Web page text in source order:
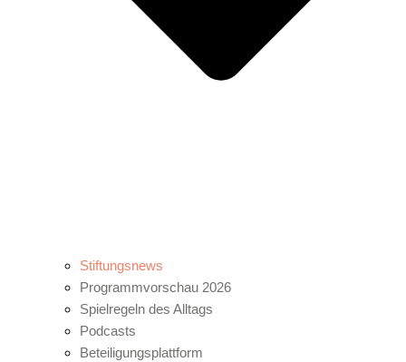
Stiftungsnews
Programmvorschau 2026
Spielregeln des Alltags
Podcasts
Beteiligungsplattform